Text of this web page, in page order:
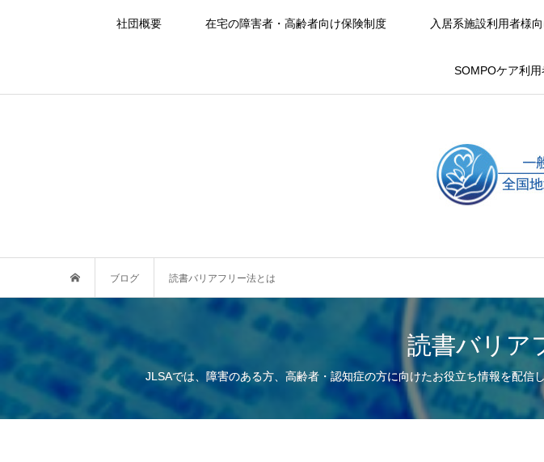
社団概要 在宅の障害者・高齢者向け保険制度 入居系施設利用者様
SOMPOケア利
ブログ 読書バリアフリー法とは
読書バリア
JLSAでは、障害のある方、高齢者・認知症の方に向けたお役立ち情報を配信